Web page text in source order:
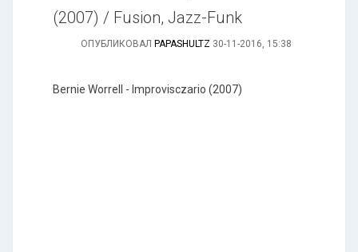
(2007) / Fusion, Jazz-Funk
ОПУБЛИКОВАЛ PAPASHULTZ 30-11-2016, 15:38
Bernie Worrell - Improvisczario (2007)